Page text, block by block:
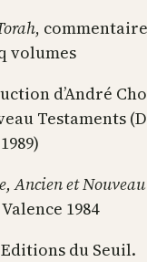
,
volumes
d’André
Testaments
Ancien et
1984
du Seuil.